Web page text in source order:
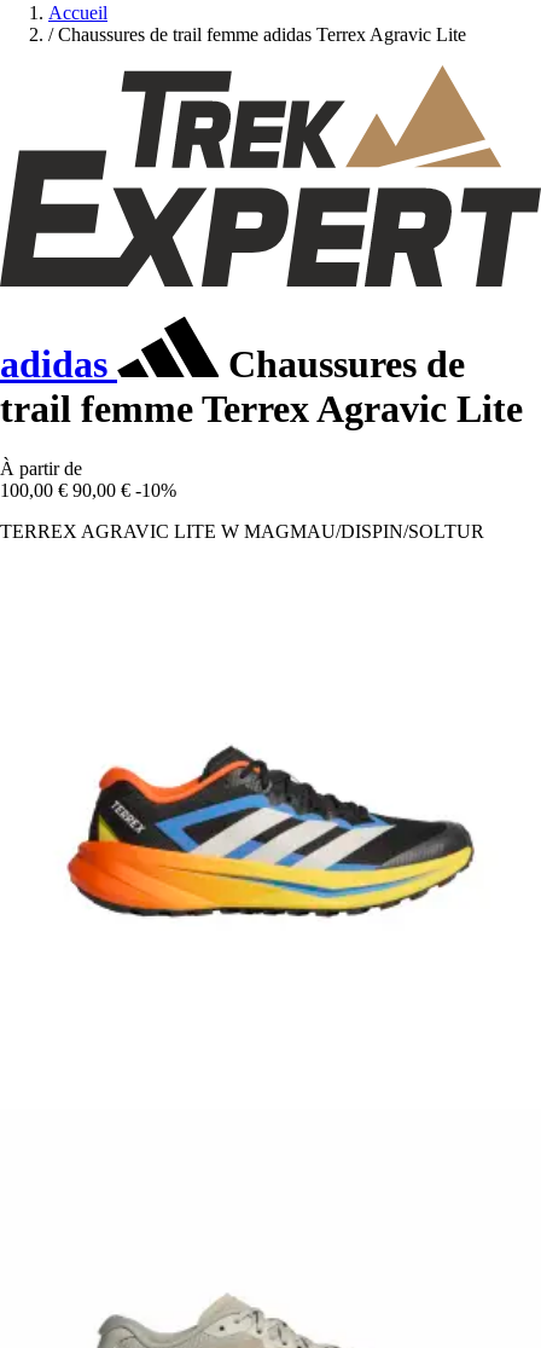
Accueil
/ Chaussures de trail femme adidas Terrex Agravic Lite
adidas
Chaussures de
trail femme Terrex Agravic Lite
À partir de
100,00 € 90,00 € -10%
TERREX AGRAVIC LITE W MAGMAU/DISPIN/SOLTUR